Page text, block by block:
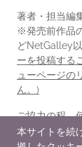
著者・担当編
※発売前作品
どNetGalley
ーを投稿する
ューページの
ん。)
ご協力の程、
本サイトを続